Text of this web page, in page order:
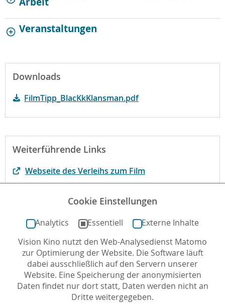
Veranstaltungen
Downloads
FilmTipp_BlacKkKlansman.pdf
Weiterführende Links
Webseite des Verleihs zum Film
Originaldrehbuch
Autor*in: Christian Horn , 06.08.2018 , letzte
Aktualisierung: 15.11.2022
Cookie Einstellungen
Analytics Essentiell
Externe Inhalte
Vision Kino nutzt den Web-Analysedienst Matomo
zur Optimierung der Website. Die Software läuft
dabei ausschließlich auf den Servern unserer
Website. Eine Speicherung der anonymisierten
Daten findet nur dort statt, Daten werden nicht an
Dritte weitergegeben.